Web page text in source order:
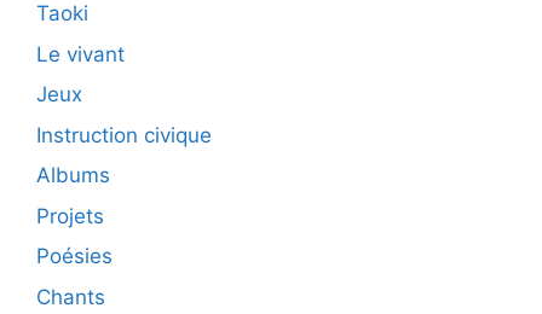
Taoki
Le vivant
Jeux
Instruction civique
Albums
Projets
Poésies
Chants